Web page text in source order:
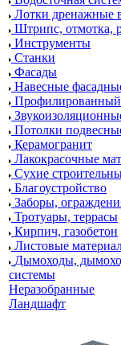
Лотки дренажные
Штрипс, отмотка,
Инструменты
Станки
Фасады
Навесные
Профилированный
Потолки
Керамогранит
Лакокрасочные
Сухие
Благоустройство
Заборы,
Тротуары, террасы
Кирпич, газобетон
Листовые
Дымоходы,
системы
Неразобранные
Ландшафт